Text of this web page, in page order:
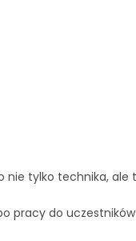
nie tylko technika, ale
pracy do